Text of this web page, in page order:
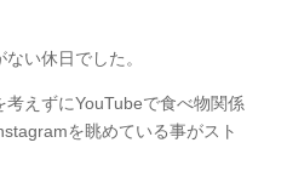
い休日でした。
えずにYouTubeで食べ物関係
を眺めている事がスト